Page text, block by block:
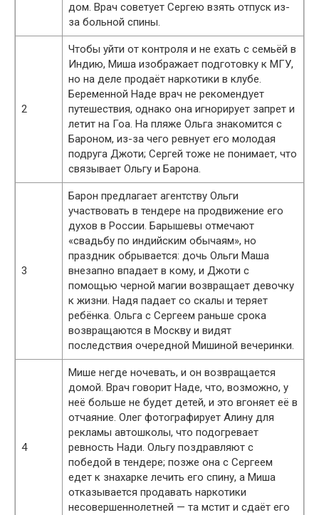
дом. Врач советует Сергею взять отпуск из-
за больной спины.
2
Чтобы уйти от контроля и не ехать с семьёй в
Индию, Миша изображает подготовку к МГУ,
но на деле продаёт наркотики в клубе.
Беременной Наде врач не рекомендует
путешествия, однако она игнорирует запрет и
летит на Гоа. На пляже Ольга знакомится с
Бароном, из-за чего ревнует его молодая
подруга Джоти; Сергей тоже не понимает, что
связывает Ольгу и Барона.
3
Барон предлагает агентству Ольги
участвовать в тендере на продвижение его
духов в России. Барышевы отмечают
«свадьбу по индийским обычаям», но
праздник обрывается: дочь Ольги Маша
внезапно впадает в кому, и Джоти с
помощью черной магии возвращает девочку
к жизни. Надя падает со скалы и теряет
ребёнка. Ольга с Сергеем раньше срока
возвращаются в Москву и видят
последствия очередной Мишиной вечеринки.
4
Мише негде ночевать, и он возвращается
домой. Врач говорит Наде, что, возможно, у
неё больше не будет детей, и это вгоняет её в
отчаяние. Олег фотографирует Алину для
рекламы автошколы, что подогревает
ревность Нади. Ольгу поздравляют с
победой в тендере; позже она с Сергеем
едет к знахарке лечить его спину, а Миша
отказывается продавать наркотики
несовершеннолетней — та мстит и сдаёт его